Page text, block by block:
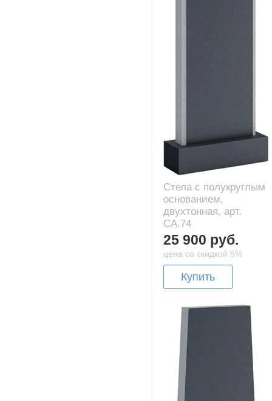
Стела с полукруглым
основанием,
двухтонная, арт.
CA.74
25 900 руб.
цена со скидкой 5%
Купить